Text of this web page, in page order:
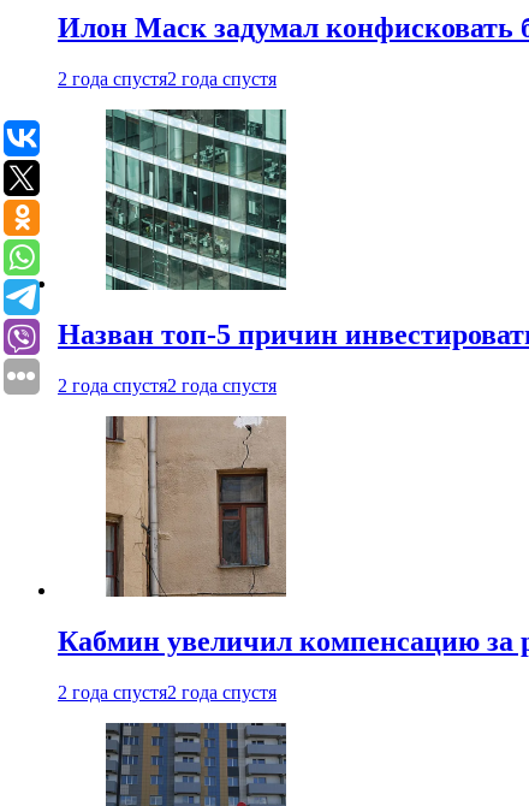
Илон Маск задумал
2 года спустя2 года спустя
Назван топ-5 причин
2 года спустя2 года спустя
Кабмин увеличил компенсацию за
2 года спустя2 года спустя